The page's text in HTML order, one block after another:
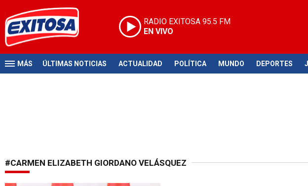
RADIO EXITOSA 95.5 FM
EN VIVO
MÁS ÚLTIMAS NOTICIAS ACTUALIDAD POLÍTICA MUNDO DEPORTES
#CARMEN ELIZABETH GIORDANO VELÁSQUEZ